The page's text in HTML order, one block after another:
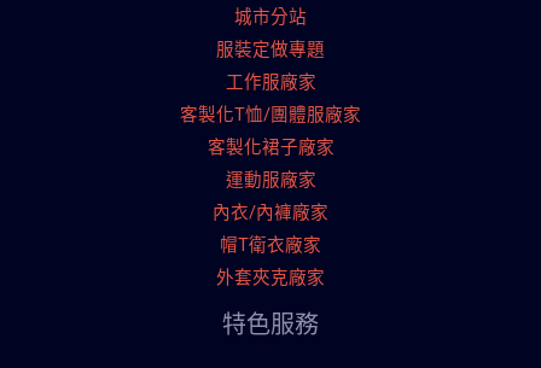
城市分站
服裝定做專題
工作服廠家
客製化T恤/團體服廠家
客製化裙子廠家
運動服廠家
內衣/內褲廠家
帽T衛衣廠家
外套夾克廠家
特色服務